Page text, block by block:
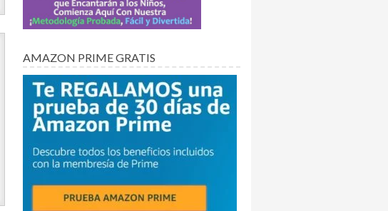
AMAZON PRIME GRATIS